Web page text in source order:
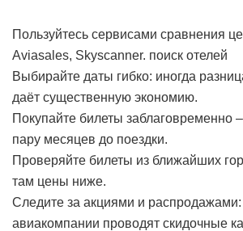
Пользуйтесь сервисами сравнения
Aviasales, Skyscanner. поиск отелей
Выбирайте даты гибко: иногда
даёт существенную экономию.
Покупайте билеты заблаговременно
пару месяцев до поездки.
Проверяйте билеты из ближайших
там цены ниже.
Следите за акциями и
авиакомпании проводят скидочные